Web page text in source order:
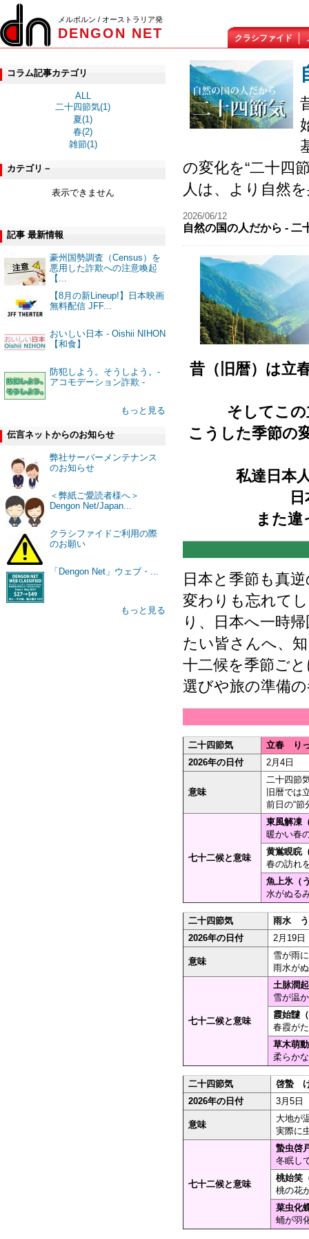
メルボルン / オーストラリア発
DENGON NET クラシファイド
コラム記事カテゴリ
ALL
二十四節気(1)
夏(1)
春(2)
雑節(1)
カテゴリ－
表示できません
記事 最新情報
豪州国勢調査（Census）を
悪用した詐欺への注意喚起
【...
【8月の新Lineup!】日本映画
無料配信 JFF...
おいしい日本 - Oishii NIHON
【和食】
防犯しよう。そうしよう。-
アコモデーション詐欺 -
もっと見る
伝言ネットからのお知らせ
弊社サーバーメンテナンス
のお知らせ
＜弊紙ご愛読者様へ＞
Dengon Net/Japan...
クラシファイドご利用の際
のお願い
「Dengon Net」ウェブ・...
もっと見る
の変化を“二十四
人は、より自然
2026/06/12
自然の国の人だから - 二
昔（旧暦）は立
そしてこ
こうした季節の
私達日本
また
日本と季節も真
変わりも忘れて
り、日本へ一時
たい皆さんへ、
十二候を季節ご
選びや旅の準備
二十四節気
立春 り
2026年の日付
2月4日
意味
二十四節
旧暦では
前日の“節
七十二候と意味
東風解凍
暖かい春
黄鴬睍睆
春の訪れ
魚上氷（
水がぬる
二十四節気
雨水 う
2026年の日付
2月19日
意味
雪が雨
雨水が
七十二候と意味
土脉潤
雪が温
霞始靆
春霞が
草木萌
柔らか
二十四節気
啓蟄
2026年の日付
3月5日
意味
大地が
実際に
七十二候と意味
蟄虫啓
冬眠し
桃始笑
桃の花
菜虫化
蛹が羽